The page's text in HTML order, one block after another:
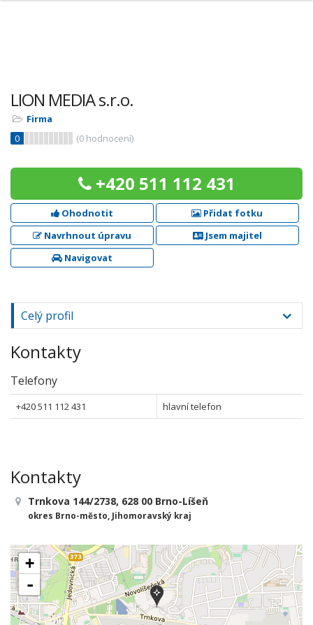
LION MEDIA s.r.o.
Firma
0
(0 hodnocení)
+420 511 112 431
Ohodnotit
Přidat fotku
Navrhnout úpravu
Jsem majitel
Navigovat
Celý profil
Kontakty
Telefony
+420 511 112 431 hlavní telefon
Kontakty
Trnkova 144/2738, 628 00 Brno-Líšeň
okres Brno-město, Jihomoravský kraj
+
-